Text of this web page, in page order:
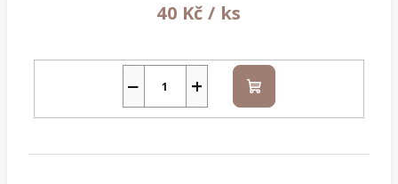
40 Kč / ks
+
− Do
košíku